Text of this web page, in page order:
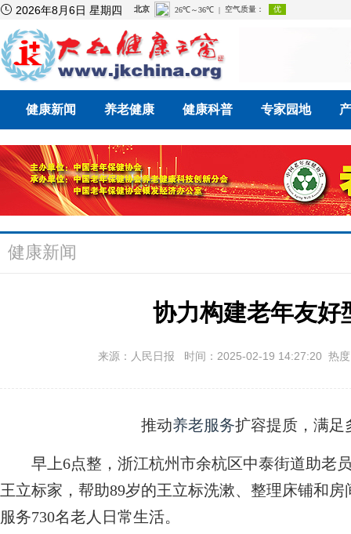
 2026年8月6日 星期四
健康新闻 养老健康 健康科普 专家园地
健康新闻
协力构建老年友好
来源：人民日报 时间：2025-02-19 14:27:20 热
推动养老服务扩容提质，满足
早上6点整，浙江杭州市余杭区中泰街道助老
王立标家，帮助89岁的王立标洗漱、整理床铺和
服务730名老人日常生活。